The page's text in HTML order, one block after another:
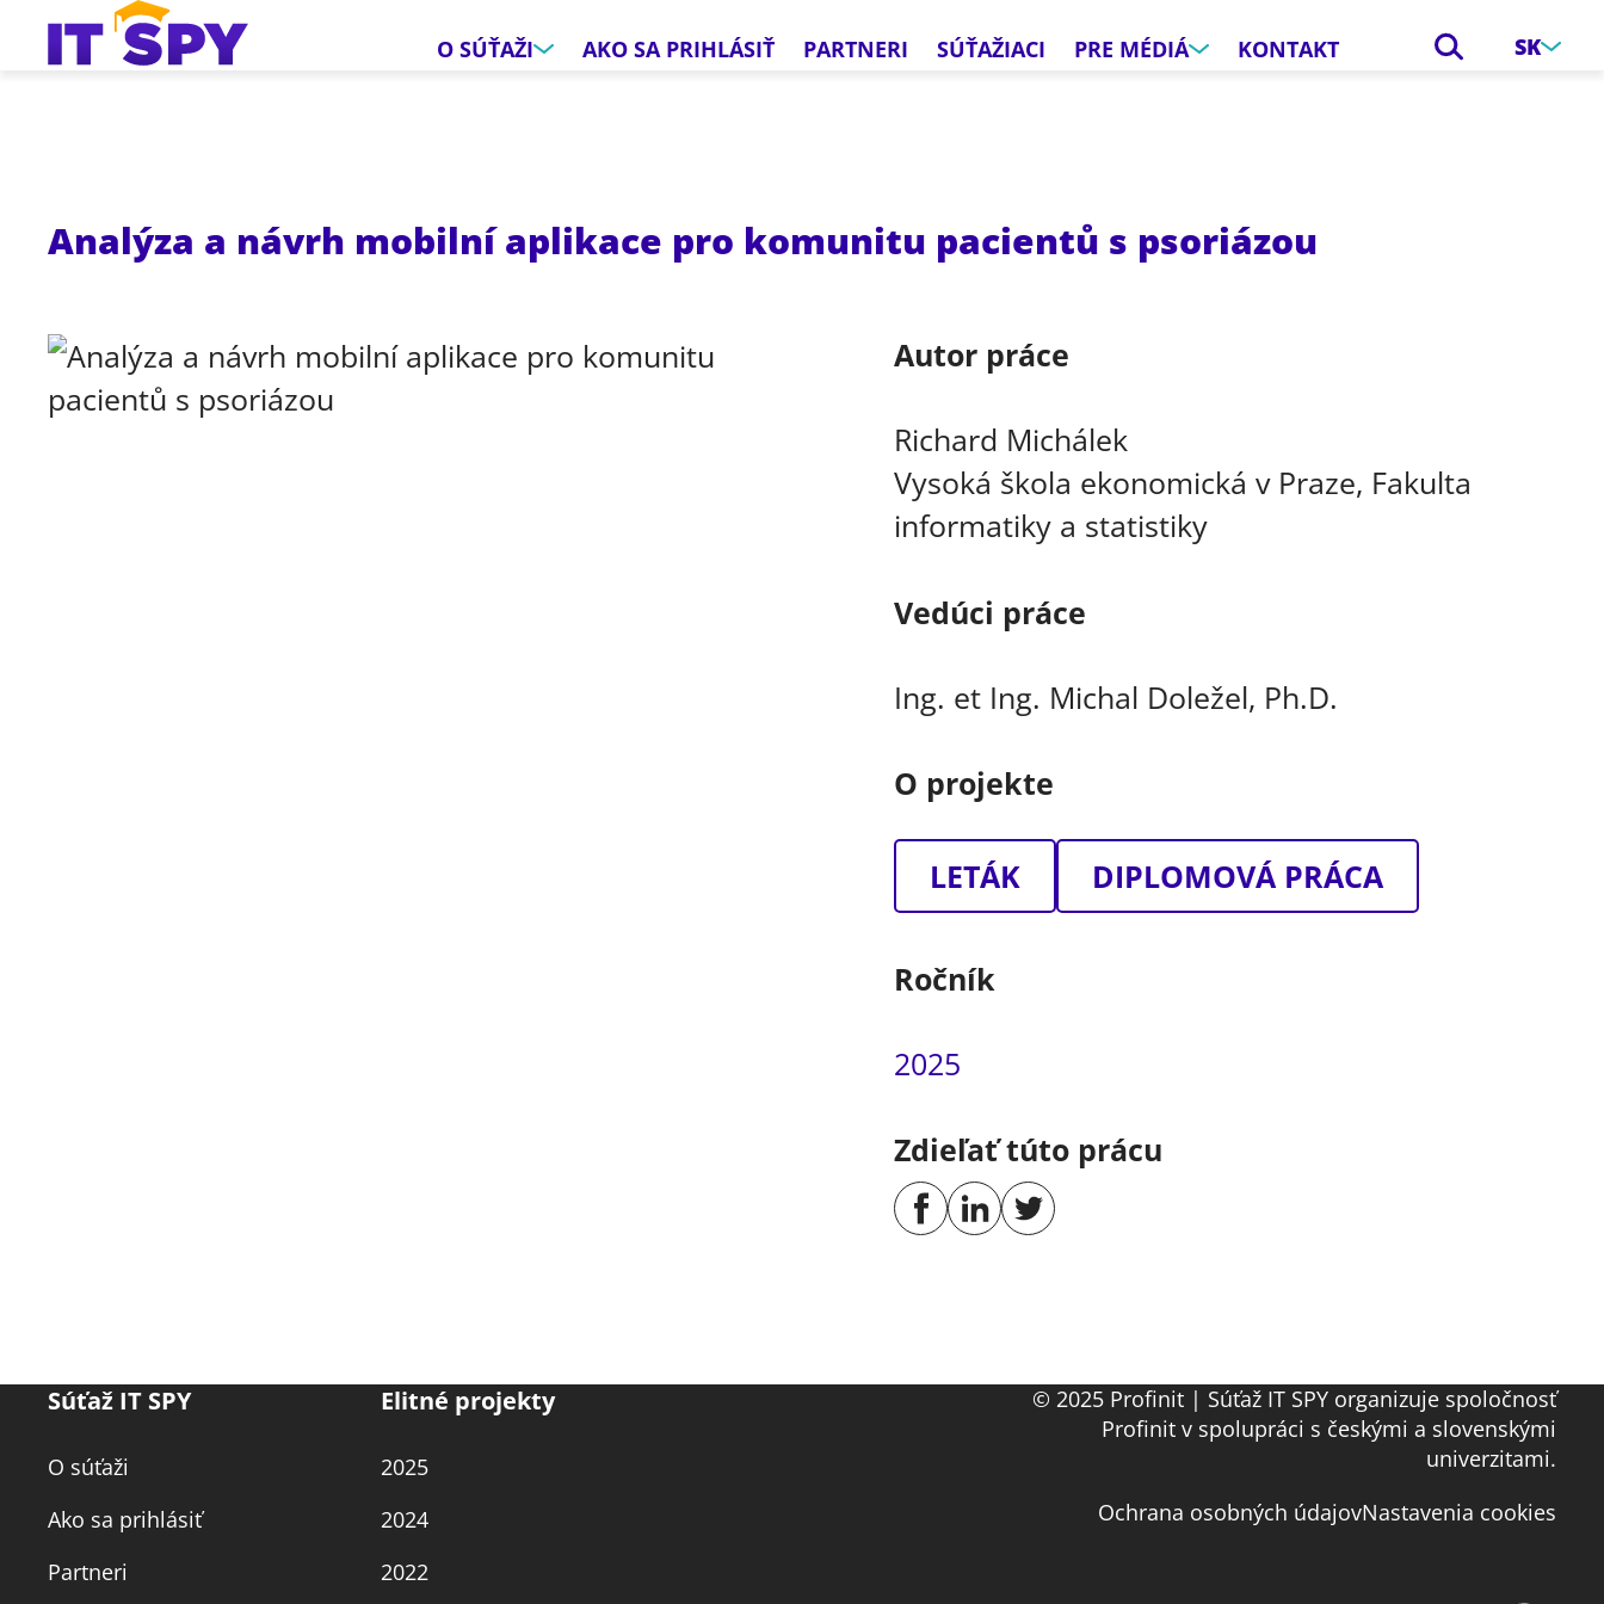
O SÚŤAŽI AKO SA PRIHLÁSIŤ PARTNERI SÚŤAŽIACI PRE MÉDIÁ KONTAKT SK
Analýza a návrh mobilní aplikace pro komunitu pacientů s psoriázou
Autor práce
Richard Michálek
Vysoká škola ekonomická v Praze, Fakulta
informatiky a statistiky
Vedúci práce
Ing. et Ing. Michal Doležel, Ph.D.
O projekte
LETÁK DIPLOMOVÁ PRÁCA
Ročník
2025
Zdieľať túto prácu
Súťaž IT SPY
O súťaži
Ako sa prihlásiť
Partneri
Elitné projekty
2025
2024
2022
© 2025 Profinit | Súťaž IT SPY organizuje spoločnosť
Profinit v spolupráci s českými a slovenskými
univerzitami.
Ochrana osobných údajovNastavenia cookies